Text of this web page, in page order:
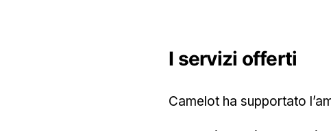
I servizi offerti
Camelot ha supportato